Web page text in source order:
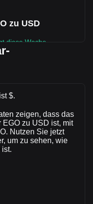
zu USD
diese Woche.
von$119,915.99
($1,418.75 USD)
auf Bitget
$.
zeigen, dass das
EGO zu USD ist, mit
Nutzen Sie jetzt
um zu sehen, wie